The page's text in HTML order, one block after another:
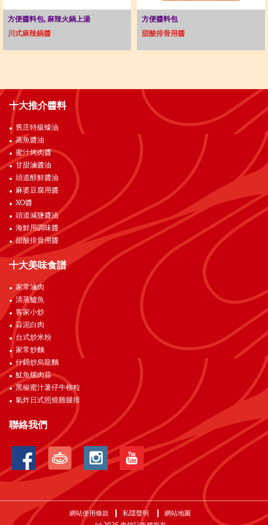
方便醬料包, 麻辣火鍋上湯
川式麻辣鍋醬
方便醬料包
甜酸排骨用醬
十大推介醬料
舊庄特級蠔油
蒸魚醬油
蜜汁烤肉醬
甘甜滷醬油
頭道醇鮮醬油
麻婆豆腐用醬
XO醬
頭道減鹽醬油
海鮮用調味醬
甜酸排骨用醬
十大美味食譜
家常滷肉
清蒸鱸魚
客家小炒
蒜泥白肉
台式炒米粉
家常炒麵
什錦炒烏龍麵
魷魚螺肉蒜
黑椒蜜汁薯仔牛柳粒
氣炸日式照燒雞腿排
聯絡我們
網站使用條款 私隱聲明
網站地圖